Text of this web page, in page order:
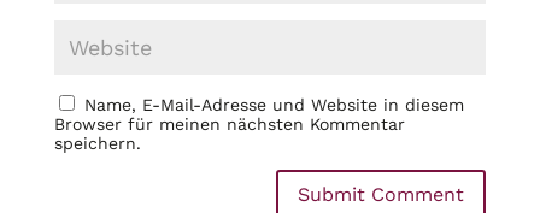
Name, E-Mail-Adresse und Website in diesem
Browser für meinen nächsten Kommentar
speichern.